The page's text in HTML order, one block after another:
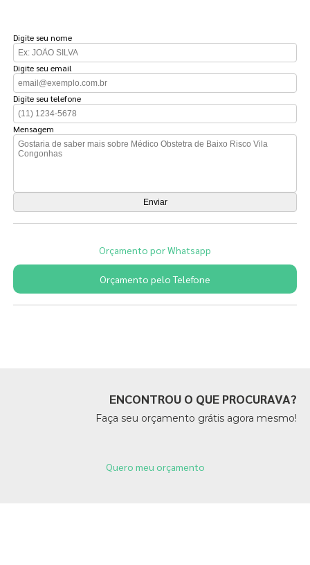
Digite seu nome
Digite seu email
Digite seu telefone
Mensagem
Orçamento por Whatsapp
Orçamento pelo Telefone
ENCONTROU O QUE PROCURAVA?
Faça seu orçamento grátis agora mesmo!
Quero meu orçamento